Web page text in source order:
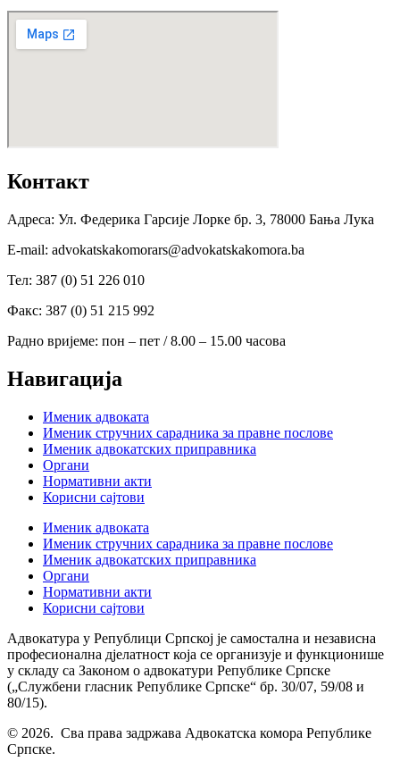
Контакт
Адреса: Ул. Федерика Гарсије Лорке бр. 3, 78000 Бања Лука
Е-mail: advokatskakomorars@advokatskakomora.ba
Тел: 387 (0) 51 226 010
Факс: 387 (0) 51 215 992
Радно вријеме: пон – пет / 8.00 – 15.00 часова
Навигација
Именик адвоката
Именик стручних сарадника за правне послове
Именик адвокатских приправника
Органи
Нормативни акти
Корисни сајтови
Именик адвоката
Именик стручних сарадника за правне послове
Именик адвокатских приправника
Органи
Нормативни акти
Корисни сајтови
Адвокатура у Републици Српској је самостална и независна
професионална дјелатност која се организује и функционише
у складу са Законом о адвокатури Републике Српске
(„Службени гласник Републике Српске“ бр. 30/07, 59/08 и
80/15).
© 2026. Сва права задржава Адвокатска комора Републике
Српске.